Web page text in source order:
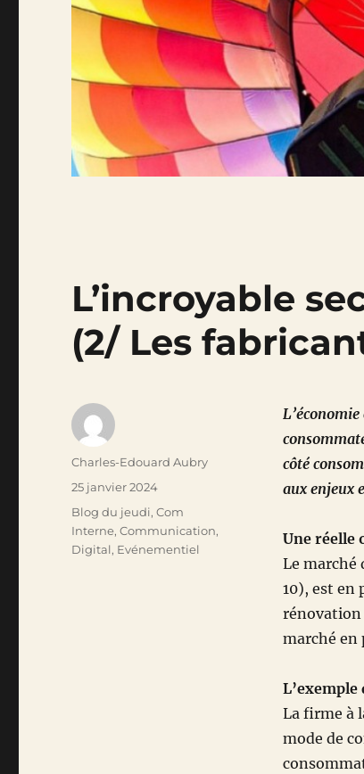
L’incroyable
(2/ Les
côté
aux enjeux
Une réelle
Le marché
10), est en
rénovation
marché
La firme à
mode de
Auteur
Charles-Edouard Aubry
Publié
le
25 janvier 2024
Catégories
Blog du jeudi,Com
Interne,Communication,
Digital, Evénementiel